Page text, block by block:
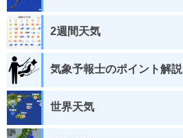
2週間天気
気象予報士のポイント解説
世界天気